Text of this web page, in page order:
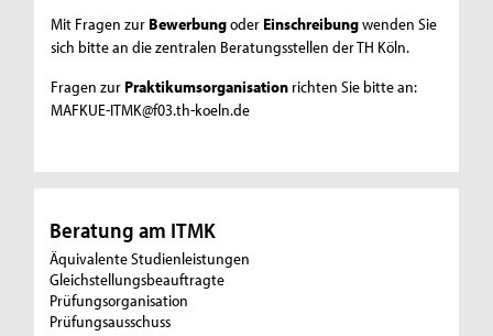
Mit Fragen zur Bewerbungoder Einschreibungwenden Sie
sich bitte an die zentralen Beratungsstellen der TH Köln.
Fragen zur Praktikumsorganisation richten Sie bitte an:
MAFKUE-ITMK@f03.th-koeln.de
Beratung am ITMK
Äquivalente Studienleistungen
Gleichstellungsbeauftragte
Prüfungsorganisation
Prüfungsausschuss